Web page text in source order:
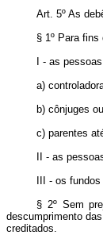
Art. 5º As
§ 1º Para
I - as
a)
b) cônjuges
c) parentes
II - as
III - os
§ 2º Sem
descumprimento
creditados.